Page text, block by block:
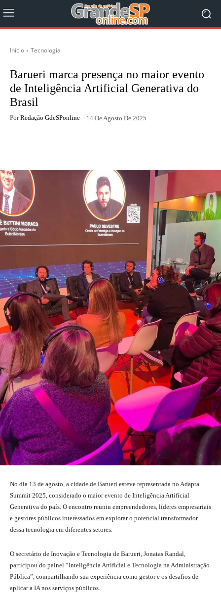
Início Tecnologia
Barueri marca presença no maior evento
de Inteligência Artificial Generativa do
Brasil
Por Redação GdeSPonline 14 De Agosto De 2025
No dia 13 de agosto, a cidade de Barueri esteve representada no Adapta
Summit 2025, considerado o maior evento de Inteligência Artificial
Generativa do país. O encontro reuniu empreendedores, líderes empresariais
e gestores públicos interessados em explorar o potencial transformador
dessa tecnologia em diferentes setores.
O secretário de Inovação e Tecnologia de Barueri, Jonatas Randal,
participou do painel “Inteligência Artificial e Tecnologia na Administração
Pública”, compartilhando sua experiência como gestor e os desafios de
aplicar a IA nos serviços públicos.